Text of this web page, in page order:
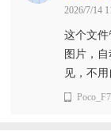
2026/7/14
这个文
图片，
见，不